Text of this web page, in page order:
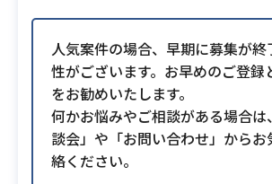
人気案件の場合、早期に募集が
性がございます。お早めのご登録
をお勧めいたします。
何かお悩みやご相談がある場合は
談会」や「お問い合わせ」から
絡ください。